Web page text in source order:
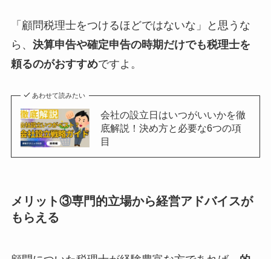
「顧問税理士をつけるほどではないな」と思うな
ら、 決算申告や確定申告の時期だけでも税理士を
頼るのがおすすめですよ。
あわせて読みたい
会社の設立日はいつがいいかを徹
底解説！決め方と必要な6つの項
目
メリット③専門的立場から経営アドバイスが
もらえる